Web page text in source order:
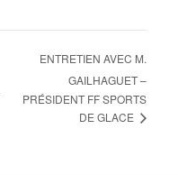
ENTRETIEN AVEC M.
GAILHAGUET –
PRÉSIDENT FF SPORTS
DE GLACE